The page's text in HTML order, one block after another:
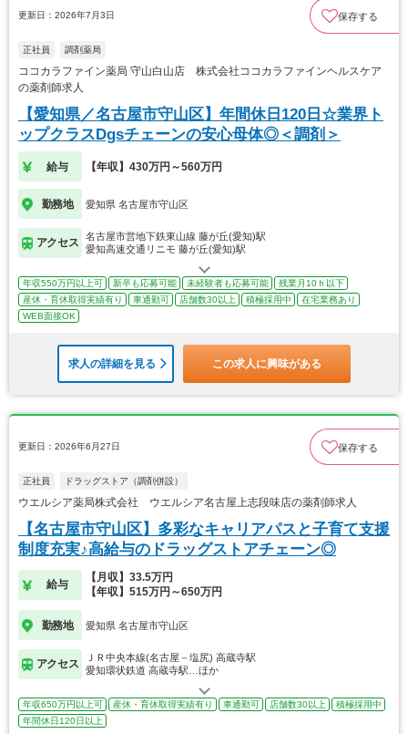
更新日：2026年7月3日 保存する
正社員 調剤薬局
ココカラファイン薬局 守山白山店 株式会社ココカラファインヘルスケア
の薬剤師求人
【愛知県／名古屋市守山区】年間休日120日☆業界ト
ップクラスDgsチェーンの安心母体◎＜調剤＞
給与 【年収】430万円～560万円
勤務地 愛知県 名古屋市守山区
アクセス
名古屋市営地下鉄東山線 藤が丘(愛知)駅
愛知高速交通リニモ 藤が丘(愛知)駅
年収550万円以上可 新卒も応募可能 未経験者も応募可能
残業月10ｈ以下
産休・育休取得実績有り
車通勤可 店舗数30以上 積極採用中
在宅業務あり
WEB面接OK
求人の詳細を見る この求人に興味がある
更新日：2026年6月27日 保存する
正社員 ドラッグストア（調剤併設）
ウエルシア薬局株式会社 ウエルシア名古屋上志段味店の薬剤師求人
【名古屋市守山区】多彩なキャリアパスと子育て支援
制度充実♪高給与のドラッグストアチェーン◎
給与
【月収】33.5万円
【年収】515万円～650万円
勤務地 愛知県 名古屋市守山区
アクセス
ＪＲ中央本線(名古屋－塩尻) 高蔵寺駅
愛知環状鉄道 高蔵寺駅…ほか
年収650万円以上可 産休・育休取得実績有り 車通勤可 店舗数30以上
積極採用中
年間休日120日以上